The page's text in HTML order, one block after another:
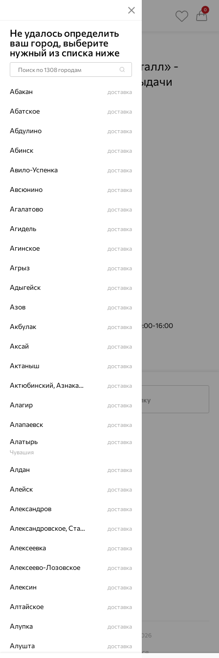
0
Главная Магазины
Ювелирный дом «Кристалл» -
Карабаново- Пункты выдачи
Смотреть все города
ул. Победы, 5А (пункт выдачи)
График работы: Пн-Пт 10:00-19:00, Сб 10:00-16:00
Подписаться на рассылку
Акции
Доставка
Покупателям
О нас
Магазины и доставка
еще 3
8 (800) 250-02-30
– 2026
Архив акций
На информационном ресурсе применяются
Не удалось определить
ваш город, выберите
нужный из списка ниже
Абакан доставка
Абатское доставка
Абдулино доставка
Абинск доставка
Авило-Успенка доставка
Авсюнино доставка
Агалатово доставка
Агидель доставка
Агинское доставка
Агрыз доставка
Адыгейск доставка
Азов доставка
Акбулак доставка
Аксай доставка
Актаныш доставка
Актюбинский, Азнакаевский район доставка
Алагир доставка
Алапаевск доставка
Алатырь
Чувашия
доставка
Алдан доставка
Алейск доставка
Александров доставка
Александровское, Ставропольский край доставка
Алексеевка доставка
Алексеево-Лозовское доставка
Алексин доставка
Алтайское доставка
Алупка доставка
Алушта доставка